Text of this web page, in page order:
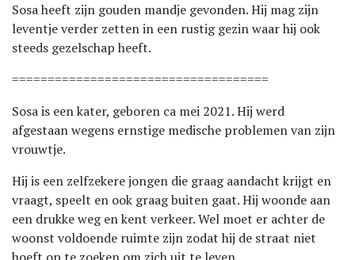
Sosa heeft zijn gouden mandje gevonden. Hij mag zijn
leventje verder zetten in een rustig gezin waar hij ook
steeds gezelschap heeft.
====================================
Sosa is een kater, geboren ca mei 2021. Hij werd
afgestaan wegens ernstige medische problemen van zijn
vrouwtje.
Hij is een zelfzekere jongen die graag aandacht krijgt en
vraagt, speelt en ook graag buiten gaat. Hij woonde aan
een drukke weg en kent verkeer. Wel moet er achter de
woonst voldoende ruimte zijn zodat hij de straat niet